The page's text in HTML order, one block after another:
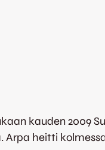
kauden 2009
heitti